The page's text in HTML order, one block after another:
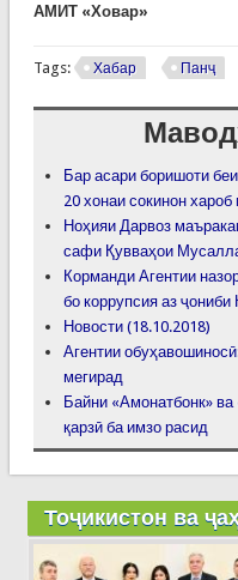
АМИТ «Ховар»
Tags: Хабар Панҷ
Бар асари боришоти
20 хонаи сокинон хароб
Ноҳияи Дарвоз
сафи Қувваҳои
Корманди Агентии
бо коррупсия аз
Новости (18.10.2018)
Агентии
мегирад
Байни «Амонатбонк»
қарзӣ ба имзо расид
Тоҷикистон ва